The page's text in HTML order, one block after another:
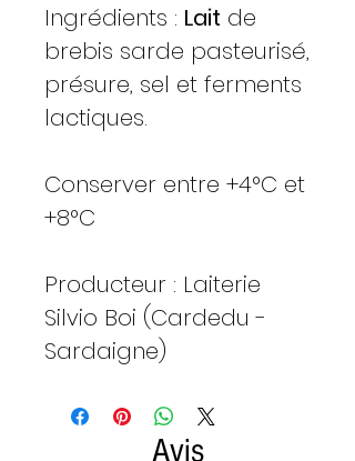
Ingrédients : Lait de
brebis sarde pasteurisé,
présure, sel et ferments
lactiques.
Conserver entre +4°C et
+8°C
Producteur : Laiterie
Silvio Boi (Cardedu -
Sardaigne)
Avis